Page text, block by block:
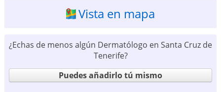
Vista en mapa
¿Echas de menos algún Dermatólogo en Santa Cruz de
Tenerife?
Puedes añadirlo tú mismo